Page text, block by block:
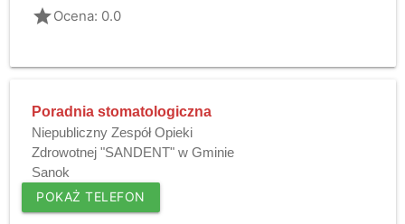
gradeOcena: 0.0
Poradnia stomatologiczna
Niepubliczny Zespół Opieki
Zdrowotnej "SANDENT" w Gminie
Sanok
POKAŻ TELEFON